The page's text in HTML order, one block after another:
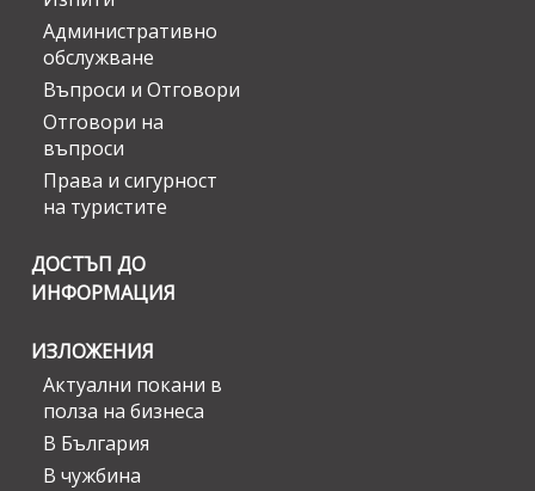
Административно
обслужване
Въпроси и Отговори
Отговори на
въпроси
Права и сигурност
на туристите
ДОСТЪП ДО
ИНФОРМАЦИЯ
ИЗЛОЖЕНИЯ
Актуални покани в
полза на бизнеса
В България
В чужбина